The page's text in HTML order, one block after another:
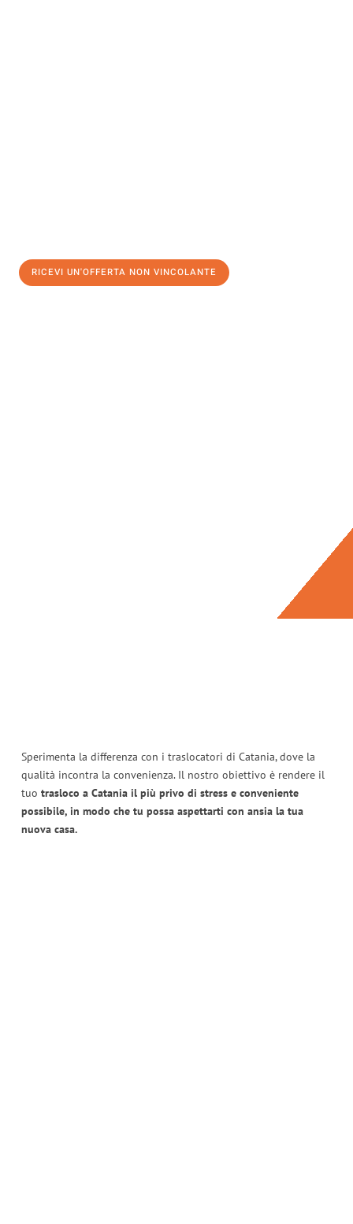
RICEVI UN'OFFERTA NON VINCOLANTE
Sperimenta la differenza con i traslocatori di Catania, dove la
qualità incontra la convenienza. Il nostro obiettivo è rendere il
tuo trasloco a Catania il più privo di stress e conveniente
possibile, in modo che tu possa aspettarti con ansia la tua
nuova casa.